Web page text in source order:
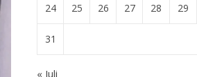
24 25 26 27 28 29
31
« Juli